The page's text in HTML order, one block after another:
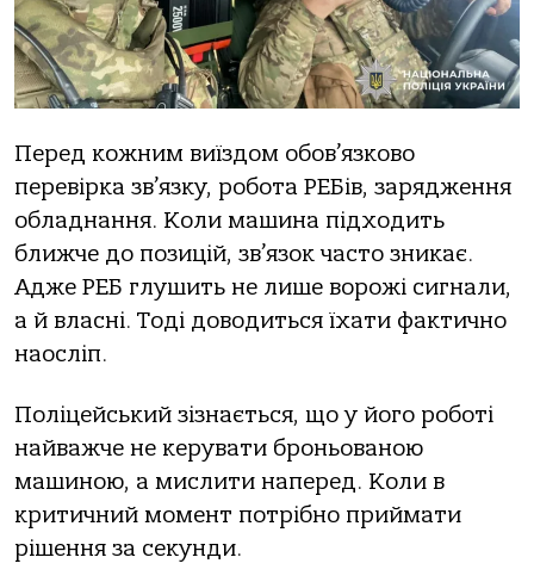
Перед кожним виїздом обов’язково
перевірка зв’язку, робота РЕБів, зарядження
обладнання. Коли машина підходить
ближче до позицій, зв’язок часто зникає.
Адже РЕБ глушить не лише ворожі сигнали,
а й власні. Тоді доводиться їхати фактично
наосліп.
Поліцейський зізнається, що у його роботі
найважче не керувати броньованою
машиною, а мислити наперед. Коли в
критичний момент потрібно приймати
рішення за секунди.